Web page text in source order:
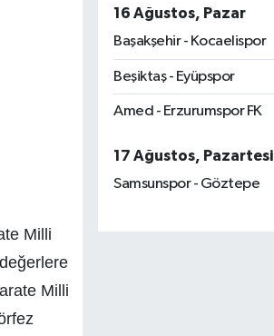
Milli
Milli
16 Ağustos, Pazar
Başakşehir - Kocaelispor
Beşiktaş - Eyüpspor
Amed - Erzurumspor FK
17 Ağustos, Pazartesi
Samsunspor - Göztepe